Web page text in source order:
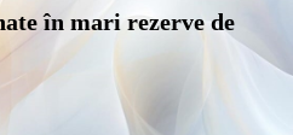
în mari rezerve de